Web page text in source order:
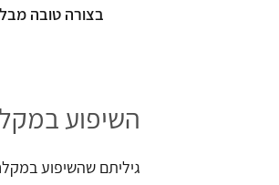
בצורה טובה
השיפוע
גיליתם שהשיפוע